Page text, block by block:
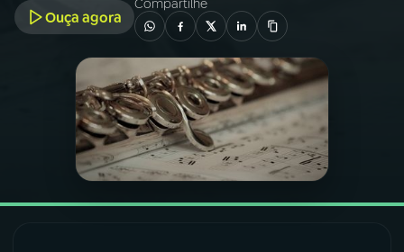
PROGRAMAÇÃO
PROGRAMAS
Ouça agora
Compartilhe